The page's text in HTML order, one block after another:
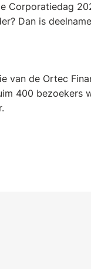
Corporatiedag
Dan is
van de Ortec
400 bezoekers